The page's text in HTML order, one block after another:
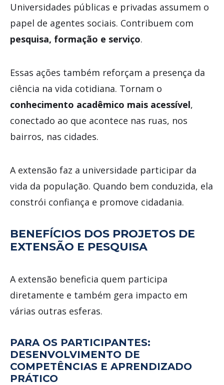
Universidades públicas e privadas assumem o
papel de agentes sociais. Contribuem com
pesquisa, formação e serviço.
Essas ações também reforçam a presença da
ciência na vida cotidiana. Tornam o
conhecimento acadêmico mais acessível,
conectado ao que acontece nas ruas, nos
bairros, nas cidades.
A extensão faz a universidade participar da
vida da população. Quando bem conduzida, ela
constrói confiança e promove cidadania.
BENEFÍCIOS DOS PROJETOS DE
EXTENSÃO E PESQUISA
A extensão beneficia quem participa
diretamente e também gera impacto em
várias outras esferas.
PARA OS PARTICIPANTES:
DESENVOLVIMENTO DE
COMPETÊNCIAS E APRENDIZADO
PRÁTICO